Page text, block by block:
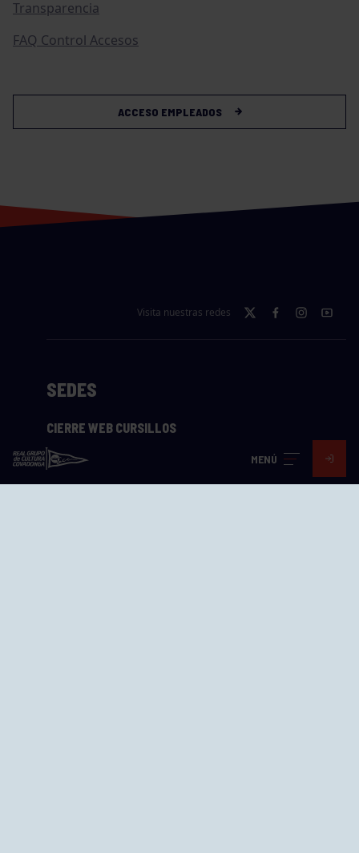
MENÚ
Transparencia
FAQ Control Accesos
ACCESO EMPLEADOS
Visita nuestras redes
SEDES
CIERRE WEB CURSILLOS
Cómo llegar